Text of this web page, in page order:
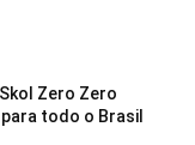
Zero Zero
todo o Brasil